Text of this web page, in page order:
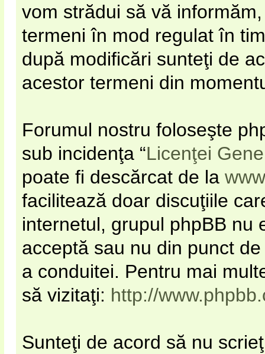
vom strădui să vă
termeni în mod regulat în
după modificări sunteţi de
acestor termeni din
Forumul nostru foloseşte
sub incidenţa “Licenţei
poate fi descărcat de la
facilitează doar discuţiile
internetul, grupul phpBB nu
acceptă sau nu din punct
a conduitei. Pentru mai
să vizitaţi: http://
Sunteţi de acord să nu